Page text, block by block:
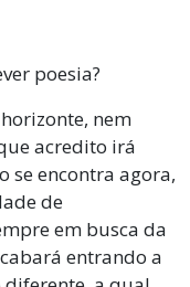
poesia?
nem
acredito irá
se encontra agora,
de
em busca da
entrando a